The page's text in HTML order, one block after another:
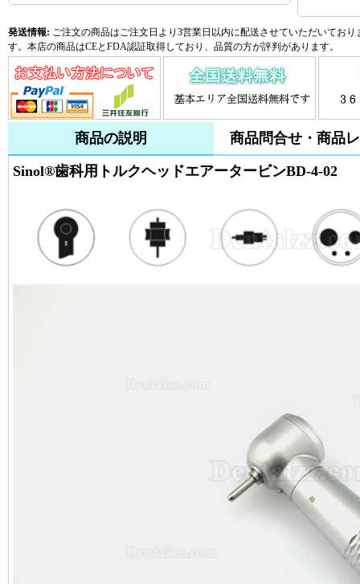
発送情報: ご注文の商品はご注文日より3営業日以内に配送させていただいてお
す。本店の商品はCEとFDA認証取得しており、品質の方が評判があります。
商品の説明 商品問合せ・商品
Sinol®歯科用トルクヘッドエアータービンBD-4-02